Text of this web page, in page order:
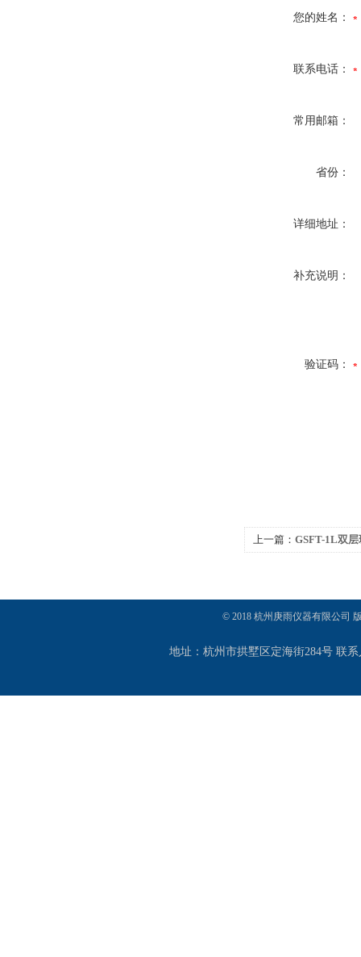
您的姓名：
联系电话：
常用邮箱：
省份：
详细地址：
补充说明：
验证码：
上一篇： GSFT-1L双
© 2018 杭州庚雨仪器有限公司
地址：杭州市拱墅区定海街284号 联